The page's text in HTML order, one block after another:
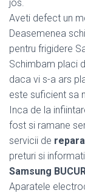
jos.
Aveti defect un
Deasemenea
pentru frigidere
Schimbam placi
daca vi s-a ars
este suficient sa
Inca de la
fost si ramane
servicii de
preturi si
Samsung
Aparatele